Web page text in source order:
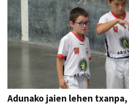
Adunako jaien lehen